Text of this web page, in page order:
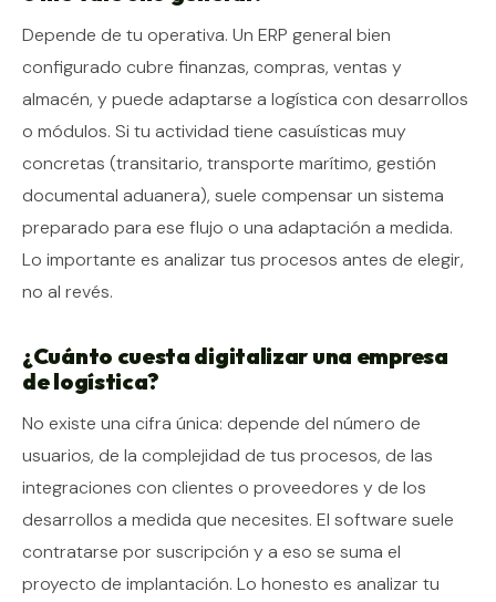
Depende de tu operativa. Un ERP general bien
configurado cubre finanzas, compras, ventas y
almacén, y puede adaptarse a logística con desarrollos
o módulos. Si tu actividad tiene casuísticas muy
concretas (transitario, transporte marítimo, gestión
documental aduanera), suele compensar un sistema
preparado para ese flujo o una adaptación a medida.
Lo importante es analizar tus procesos antes de elegir,
no al revés.
¿Cuánto cuesta digitalizar una empresa
de logística?
No existe una cifra única: depende del número de
usuarios, de la complejidad de tus procesos, de las
integraciones con clientes o proveedores y de los
desarrollos a medida que necesites. El software suele
contratarse por suscripción y a eso se suma el
proyecto de implantación. Lo honesto es analizar tu